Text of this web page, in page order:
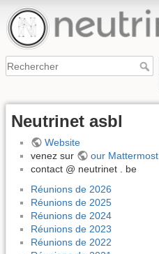
Neutrinet asbl
Website
venez sur
our Mattermost
contact @ neutrinet . be
Réunions de 2026
Réunions de 2025
Réunions de 2024
Réunions de 2023
Réunions de 2022